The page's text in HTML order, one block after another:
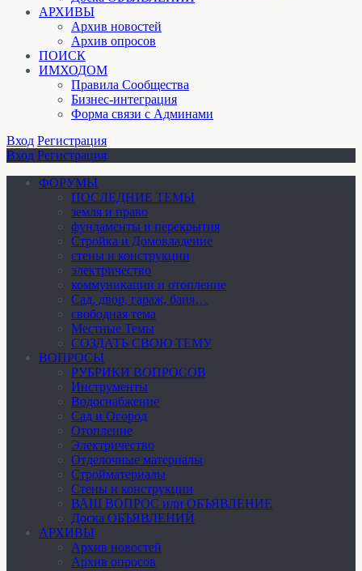
АРХИВЫ
Архив новостей
Архив опросов
ПОИСК
ИМХОДОМ
Правила Сообщества
Бизнес-интеграция
Форма связи с Админами
Вход Регистрация
Вход Регистрация
ФОРУМЫ
ПОСЛЕДНИЕ ТЕМЫ
земля и право
фундаменты и перекрытия
Стройка и Домовладение
стены и конструкции
электричество
коммуникации и отопление
Cад, двор, гараж, баня…
свободная тема
Местные Темы
СОЗДАТЬ СВОЮ ТЕМУ
ВОПРОСЫ
РУБРИКИ ВОПРОСОВ
Инструменты
Водоснабжение
Сад и Огород
Отопление
Электричество
Отделочные материалы
Стройматериалы
Стены и конструкции
ВАШ ВОПРОС или ОБЪЯВЛЕНИЕ
Доска ОБЪЯВЛЕНИЙ
АРХИВЫ
Архив новостей
Архив опросов